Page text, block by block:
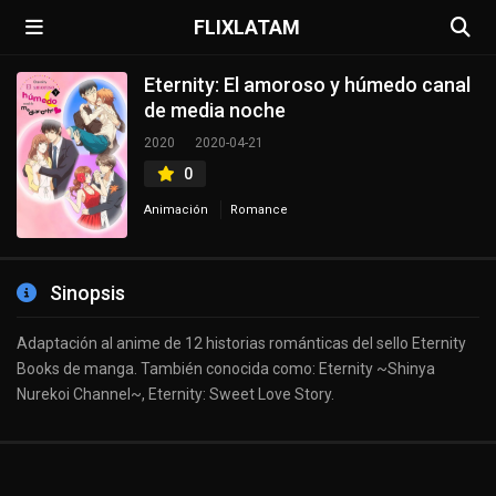
FLIXLATAM
Eternity: El amoroso y húmedo canal
de media noche
2020 2020-04-21
0
Animación Romance
Sinopsis
Adaptación al anime de 12 historias románticas del sello Eternity
Books de manga. También conocida como: Eternity ~Shinya
Nurekoi Channel~, Eternity: Sweet Love Story.